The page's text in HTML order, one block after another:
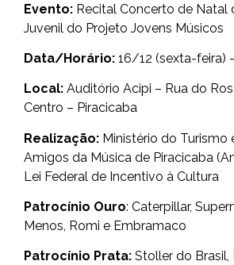
Evento: Recital Concerto de Natal
Juvenil do Projeto Jovens Músicos
Data/Horário: 16/12 (sexta-feira)
Local: Auditório Acipi – Rua do
Centro – Piracicaba
Realização: Ministério do Turismo
Amigos da Música de Piracicaba
Lei Federal de Incentivo à Cultura
Patrocínio Ouro: Caterpillar,
Menos, Romi e Embramaco
Patrocínio Prata: Stoller do Brasil,